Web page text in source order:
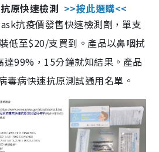
原快速檢測 >>按此選購<<
抗疫價發售快速檢測劑，單支
低至$20/支買到。產品以鼻咽拭
達99%，15分鐘就知結果。產品
毒病快速抗原測試通用名單。